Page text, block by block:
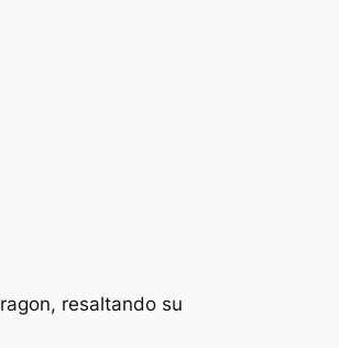
resaltando su